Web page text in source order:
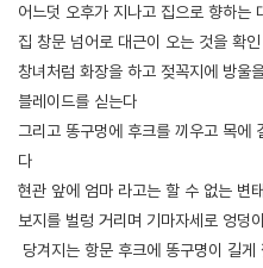
어느덧 오후가 지나고 집으로 향하는
집 창문 넘어로 대근이 오는 것을 확
창녀처럼 화장을 하고 젖꼭지에 방울
블레이드를 싣는다
그리고 똥구멍에 후크를 끼우고 목에
다
현관 앞에 엄마 라고는 할 수 없는 변
보지를 벌렁 거리며 기마자세로 엉덩
당겨지는 항문 후크에 똥구명이 길게